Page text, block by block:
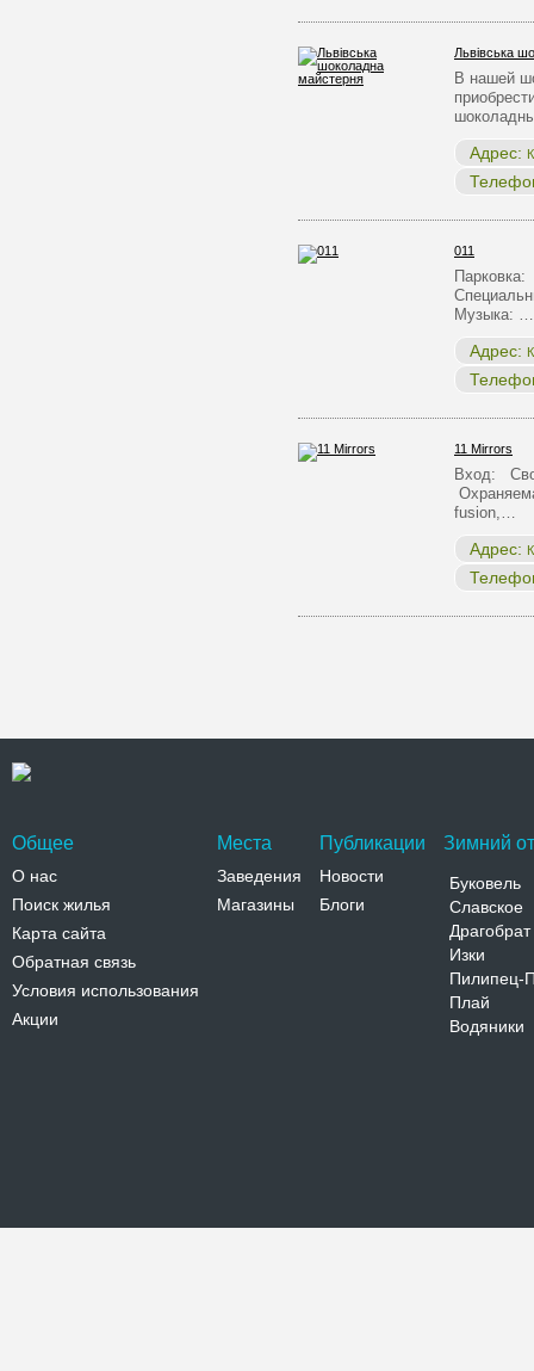
Львівська
В нашей
Адрес:
011
Музыка: …
Адрес:
11 Mirrors
Вход:
fusion,…
Адрес:
Общее
О нас
Поиск жилья
Карта сайта
Обратная связь
Условия использования
Акции
Места
Заведения
Магазины
Публикации
Новости
Блоги
Зимний
Буковель
Славское
Драгобрат
Изки
Пилипец-
Плай
Водяники